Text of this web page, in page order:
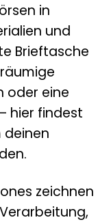
in
und
Brieftasche
oder eine
hier findest
deinen
zeichnen